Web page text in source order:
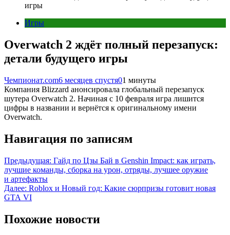
игры
Игры
Overwatch 2 ждёт полный перезапуск:
детали будущего игры
Чемпионат.com6 месяцев спустя01 минуты
Компания Blizzard анонсировала глобальный перезапуск
шутера Overwatch 2. Начиная с 10 февраля игра лишится
цифры в названии и вернётся к оригинальному имени
Overwatch.
Навигация по записям
Предыдущая: Гайд по Цзы Бай в Genshin Impact: как играть,
лучшие команды, сборка на урон, отряды, лучшее оружие
и артефакты
Далее: Roblox и Новый год: Какие сюрпризы готовит новая
GTA VI
Похожие новости